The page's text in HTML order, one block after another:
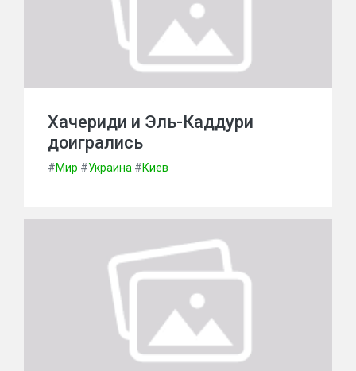
Хачериди и Эль-Каддури
доигрались
#Мир #Украина #Киев